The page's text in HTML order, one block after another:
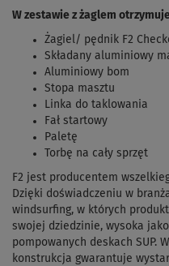
W zestawie z żaglem
Żagiel/ pędnik F2
Składany aluminiowy
Aluminiowy bom
Stopa masztu
Linka do taklowania
Fał startowy
Paletę
Torbę na cały sprzęt
F2 jest producentem
Dzięki doświadczeniu w
windsurfing, w których
swojej dziedzinie, wysoka
pompowanych deskach SUP.
konstrukcja gwarantuje